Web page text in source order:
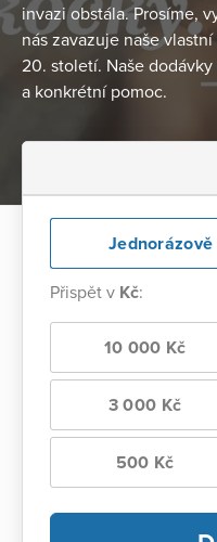
invazi obstála. Prosíme,
nás zavazuje naše
20. století. Naše
a konkrétní pomoc.
Jednorázově
Přispět v Kč:
10 000 Kč
3 000 Kč
500 Kč